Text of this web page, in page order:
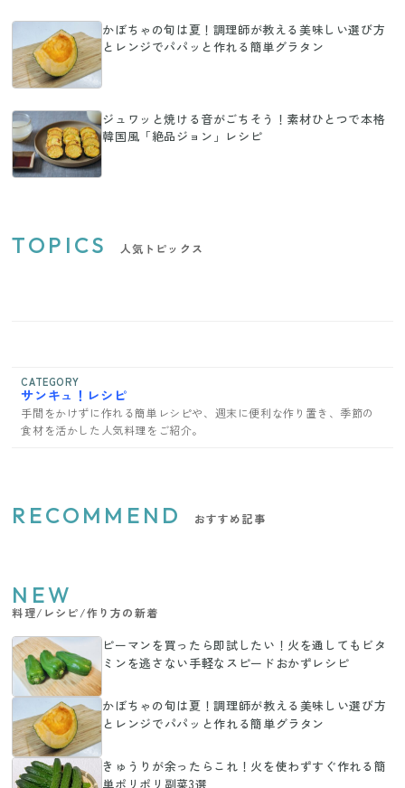
かぼちゃの旬は夏！調理師が教える美味しい選び方
とレンジでパパッと作れる簡単グラタン
ジュワッと焼ける音がごちそう！素材ひとつで本格
韓国風「絶品ジョン」レシピ
TOPICS 人気トピックス
CATEGORY
サンキュ！レシピ
手間をかけずに作れる簡単レシピや、週末に便利な作り置き、季節の
食材を活かした人気料理をご紹介。
RECOMMEND おすすめ記事
NEW
料理/レシピ/作り方の新着
ピーマンを買ったら即試したい！火を通してもビタ
ミンを逃さない手軽なスピードおかずレシピ
かぼちゃの旬は夏！調理師が教える美味しい選び方
とレンジでパパッと作れる簡単グラタン
きゅうりが余ったらこれ！火を使わずすぐ作れる簡
単ポリポリ副菜3選